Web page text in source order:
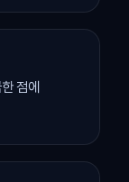
점에